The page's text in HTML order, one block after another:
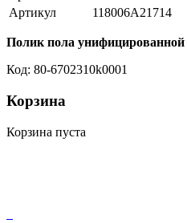
Артикул
118006A21714
Полик пола
Код: 80-6702310k0001
Корзина
Корзина пуста